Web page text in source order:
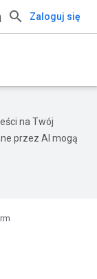
Zaloguj się
na Twój
przez AI mogą